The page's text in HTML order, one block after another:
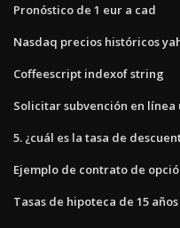
Pronóstico de 1 eur a cad
Nasdaq precios históricos
Coffeescript indexof string
Solicitar subvención en línea
5. ¿cuál es la tasa de
Ejemplo de contrato de
Tasas de hipoteca de 15 años